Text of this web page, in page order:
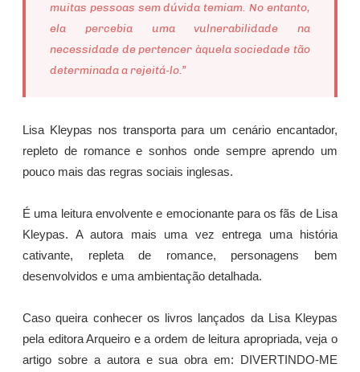
muitas pessoas sem dúvida temiam. No entanto,
ela percebia uma vulnerabilidade na
necessidade de pertencer àquela sociedade tão
determinada a rejeitá-lo.”
Lisa Kleypas nos transporta para um cenário encantador,
repleto de romance e sonhos onde sempre aprendo um
pouco mais das regras sociais inglesas.
É uma leitura envolvente e emocionante para os fãs de Lisa
Kleypas. A autora mais uma vez entrega uma história
cativante, repleta de romance, personagens bem
desenvolvidos e uma ambientação detalhada.
Caso queira conhecer os livros lançados da Lisa Kleypas
pela editora Arqueiro e a ordem de leitura apropriada, veja o
artigo sobre a autora e sua obra em: DIVERTINDO-ME